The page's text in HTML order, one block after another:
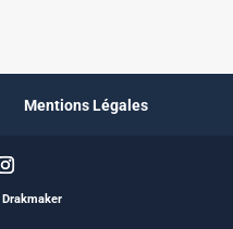
Mentions Légales
Drakmaker